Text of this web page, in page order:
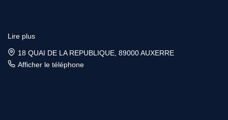
Lire plus
18 QUAI DE LA REPUBLIQUE, 89000 AUXERRE
Afficher le téléphone